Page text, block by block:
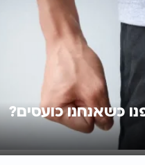
כשאנחנו כועסים?